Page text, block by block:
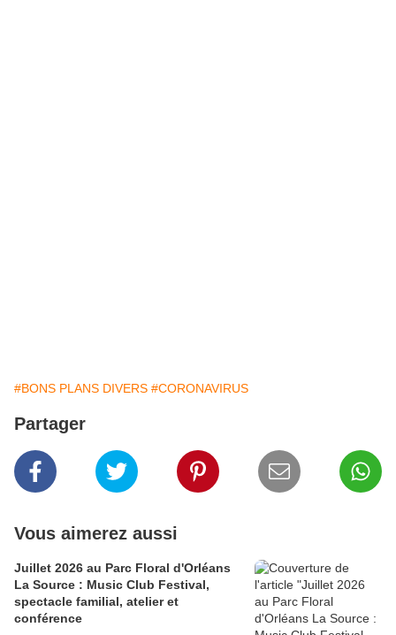
#BONS PLANS DIVERS #CORONAVIRUS
Partager
Vous aimerez aussi
Juillet 2026 au Parc Floral d'Orléans
La Source : Music Club Festival,
spectacle familial, atelier et
conférence